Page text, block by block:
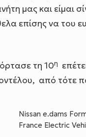
μας και είμαι
επίσης να του
τη 10η
από τότε
Nissan e.dams
France Electric